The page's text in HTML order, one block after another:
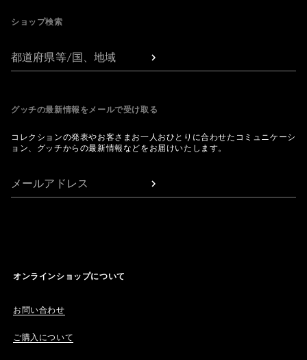
ショップ検索
都道府県等/国、地域
グッチの最新情報をメールで受け取る
コレクションの発表やお客さまお一人おひとりに合わせたコミュニケーシ
ョン、グッチからの最新情報などをお届けいたします。
メールアドレス
オンラインショップについて
お問い合わせ
ご購入について